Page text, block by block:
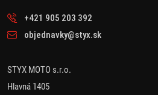
+421 905 203 392
objednavky@styx.sk
STYX MOTO s.r.o.
Hlavná 1405